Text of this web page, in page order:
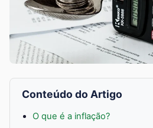
Conteúdo do Artigo
O que é a inflação?